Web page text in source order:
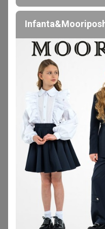
Пишите в комментариях к
ленка
Великий
В теме
подушки, постельное
подушки, полотенца."
4 апреля, 2026 23:05
РомашкаХ,
встала,я отвлеклась и